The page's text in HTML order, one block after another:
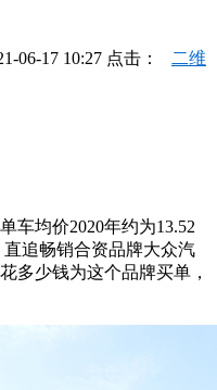
06-17 10:27 点击： 二维
车均价2020年约为13.52
直追畅销合资品牌大众汽
多少钱为这个品牌买单，